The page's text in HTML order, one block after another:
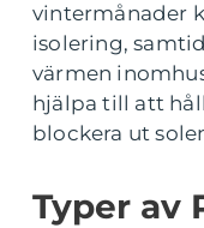
vintermånader
isolering,
värmen
hjälpa till att
blockera ut
Typer av